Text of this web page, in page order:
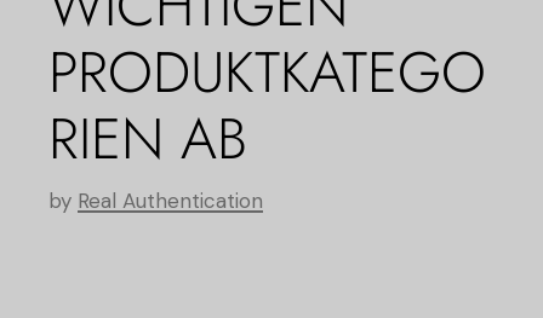
PRODUKTKATEGO
RIEN AB
by Real Authentication